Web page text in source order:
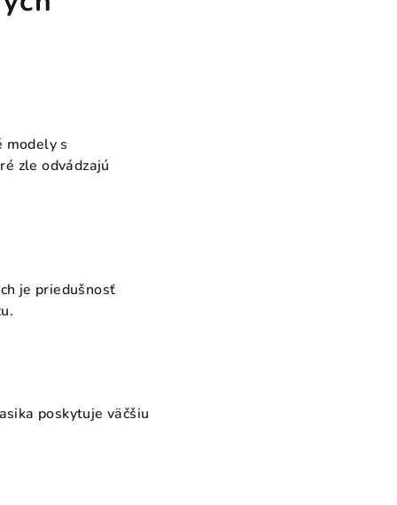
modely s
zle odvádzajú
je priedušnosť
poskytuje väčšiu